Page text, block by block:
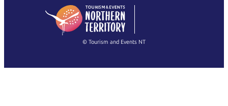
English
(Singapore)
Français
繁體中文
© Tourism and Events NT